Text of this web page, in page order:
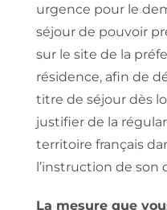
urgence pour le
séjour de pouvoir
sur le site de la
résidence, afin de
titre de séjour dès
justifier de la
territoire français
l’instruction de son
La mesure que